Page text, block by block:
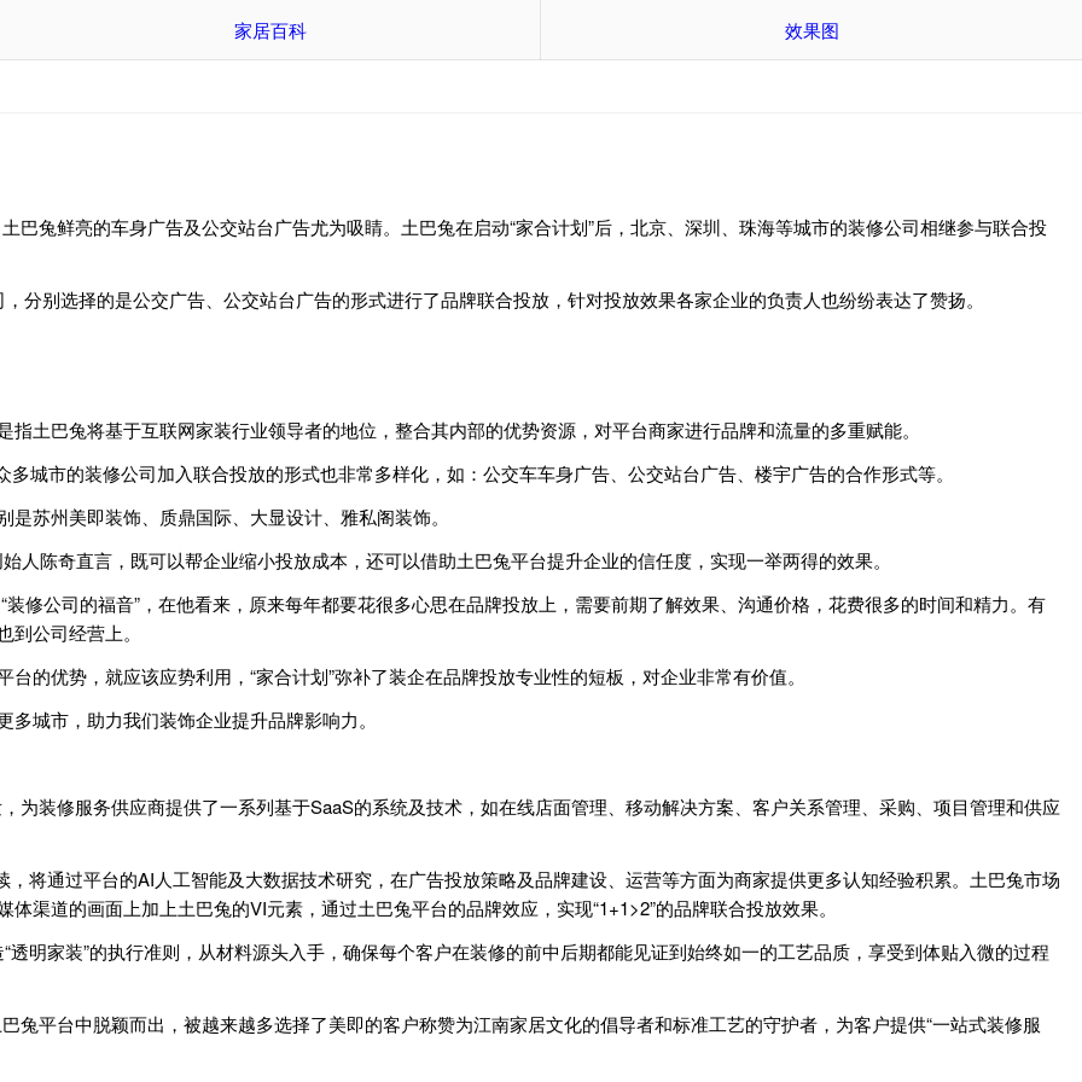
家居百科 效果图
鲜亮的车身广告及公交站台广告尤为吸睛。土巴兔在启动“家合计划”后，北京、深圳、珠海等城市的装修公司相继参与联合投
别选择的是公交广告、公交站台广告的形式进行了品牌联合投放，针对投放效果各家企业的负责人也纷纷表达了赞扬。
巴兔将基于互联网家装行业领导者的地位，整合其内部的优势资源，对平台商家进行品牌和流量的多重赋能。
市的装修公司加入联合投放的形式也非常多样化，如：公交车车身广告、公交站台广告、楼宇广告的合作形式等。
州美即装饰、质鼎国际、大显设计、雅私阁装饰。
陈奇直言，既可以帮企业缩小投放成本，还可以借助土巴兔平台提升企业的信任度，实现一举两得的效果。
公司的福音”，在他看来，原来每年都要花很多心思在品牌投放上，需要前期了解效果、沟通价格，花费很多的时间和精力。有
公司经营上。
优势，就应该应势利用，“家合计划”弥补了装企在品牌投放专业性的短板，对企业非常有价值。
城市，助力我们装饰企业提升品牌影响力。
修服务供应商提供了一系列基于SaaS的系统及技术，如在线店面管理、移动解决方案、客户关系管理、采购、项目管理和供应
通过平台的AI人工智能及大数据技术研究，在广告投放策略及品牌建设、运营等方面为商家提供更多认知经验积累。土巴兔市场
渠道的画面上加上土巴兔的VI元素，通过土巴兔平台的品牌效应，实现“1+1>2”的品牌联合投放效果。
家装”的执行准则，从材料源头入手，确保每个客户在装修的前中后期都能见证到始终如一的工艺品质，享受到体贴入微的过程
台中脱颖而出，被越来越多选择了美即的客户称赞为江南家居文化的倡导者和标准工艺的守护者，为客户提供“一站式装修服